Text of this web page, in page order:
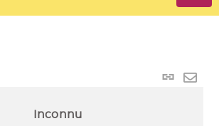
Lien
Inconnu